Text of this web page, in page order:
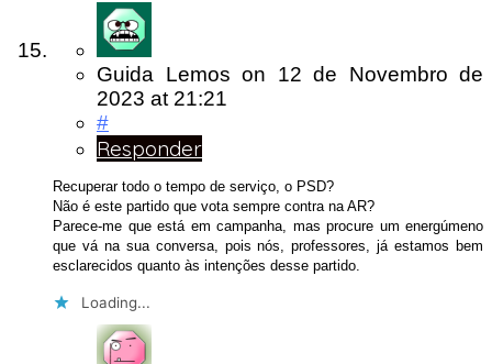
Guida Lemos on 12 de Novembro de
2023 at 21:21
#
Responder
Recuperar todo o tempo de serviço, o PSD?
Não é este partido que vota sempre contra na AR?
Parece-me que está em campanha, mas procure um energúmeno
que vá na sua conversa, pois nós, professores, já estamos bem
esclarecidos quanto às intenções desse partido.
Loading...